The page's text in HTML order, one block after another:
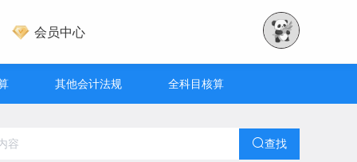
会员中心
其他会计法规 全科目核算
查找